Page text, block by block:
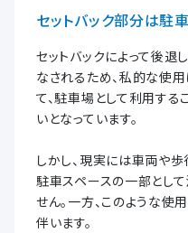
セットバック部分は駐
セットバックによって後退
なされるため、私的な使
て、駐車場として利用する
いとなっています。
しかし、現実には車両や
駐車スペースの一部とし
せん。一方、このような
伴います。